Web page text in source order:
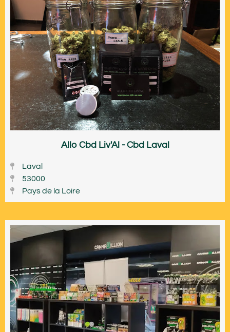
Allo Cbd Liv'Al - Cbd Laval
Laval
53000
Pays de la Loire